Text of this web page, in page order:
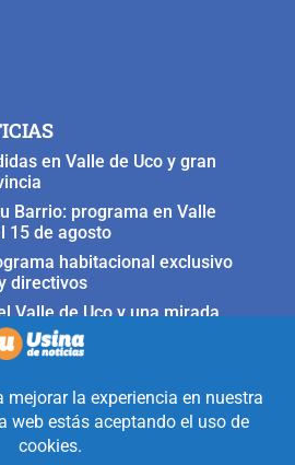
en Valle de Uco y gran
Barrio: programa en Valle
15 de agosto
habitacional exclusivo
directivos
Valle de Uco y una mirada
con Brasil
la restricción para
equidistante de
solo le interesa
en Valle de Uco.